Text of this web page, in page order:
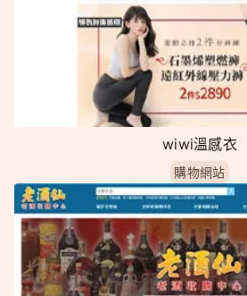
wiwi溫感衣
購物網站